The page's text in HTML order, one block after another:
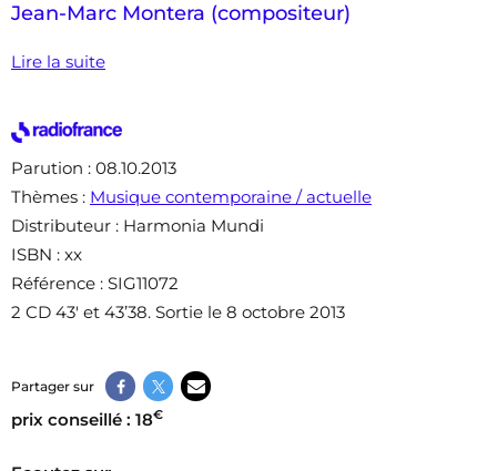
Jean-Marc Montera (compositeur)
Lire la suite
Parution : 08.10.2013
Thèmes : Musique contemporaine / actuelle
Distributeur : Harmonia Mundi
ISBN : xx
Référence : SIG11072
2 CD 43′ et 43’38. Sortie le 8 octobre 2013
Partager sur
prix conseillé : 18€